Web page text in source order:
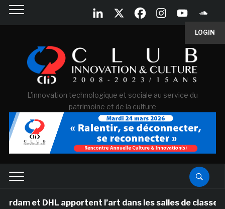
LOGIN
L'innovation technologique et sociale au service du
patrimoine et de la culture
apportent l’art dans les salles de classe des